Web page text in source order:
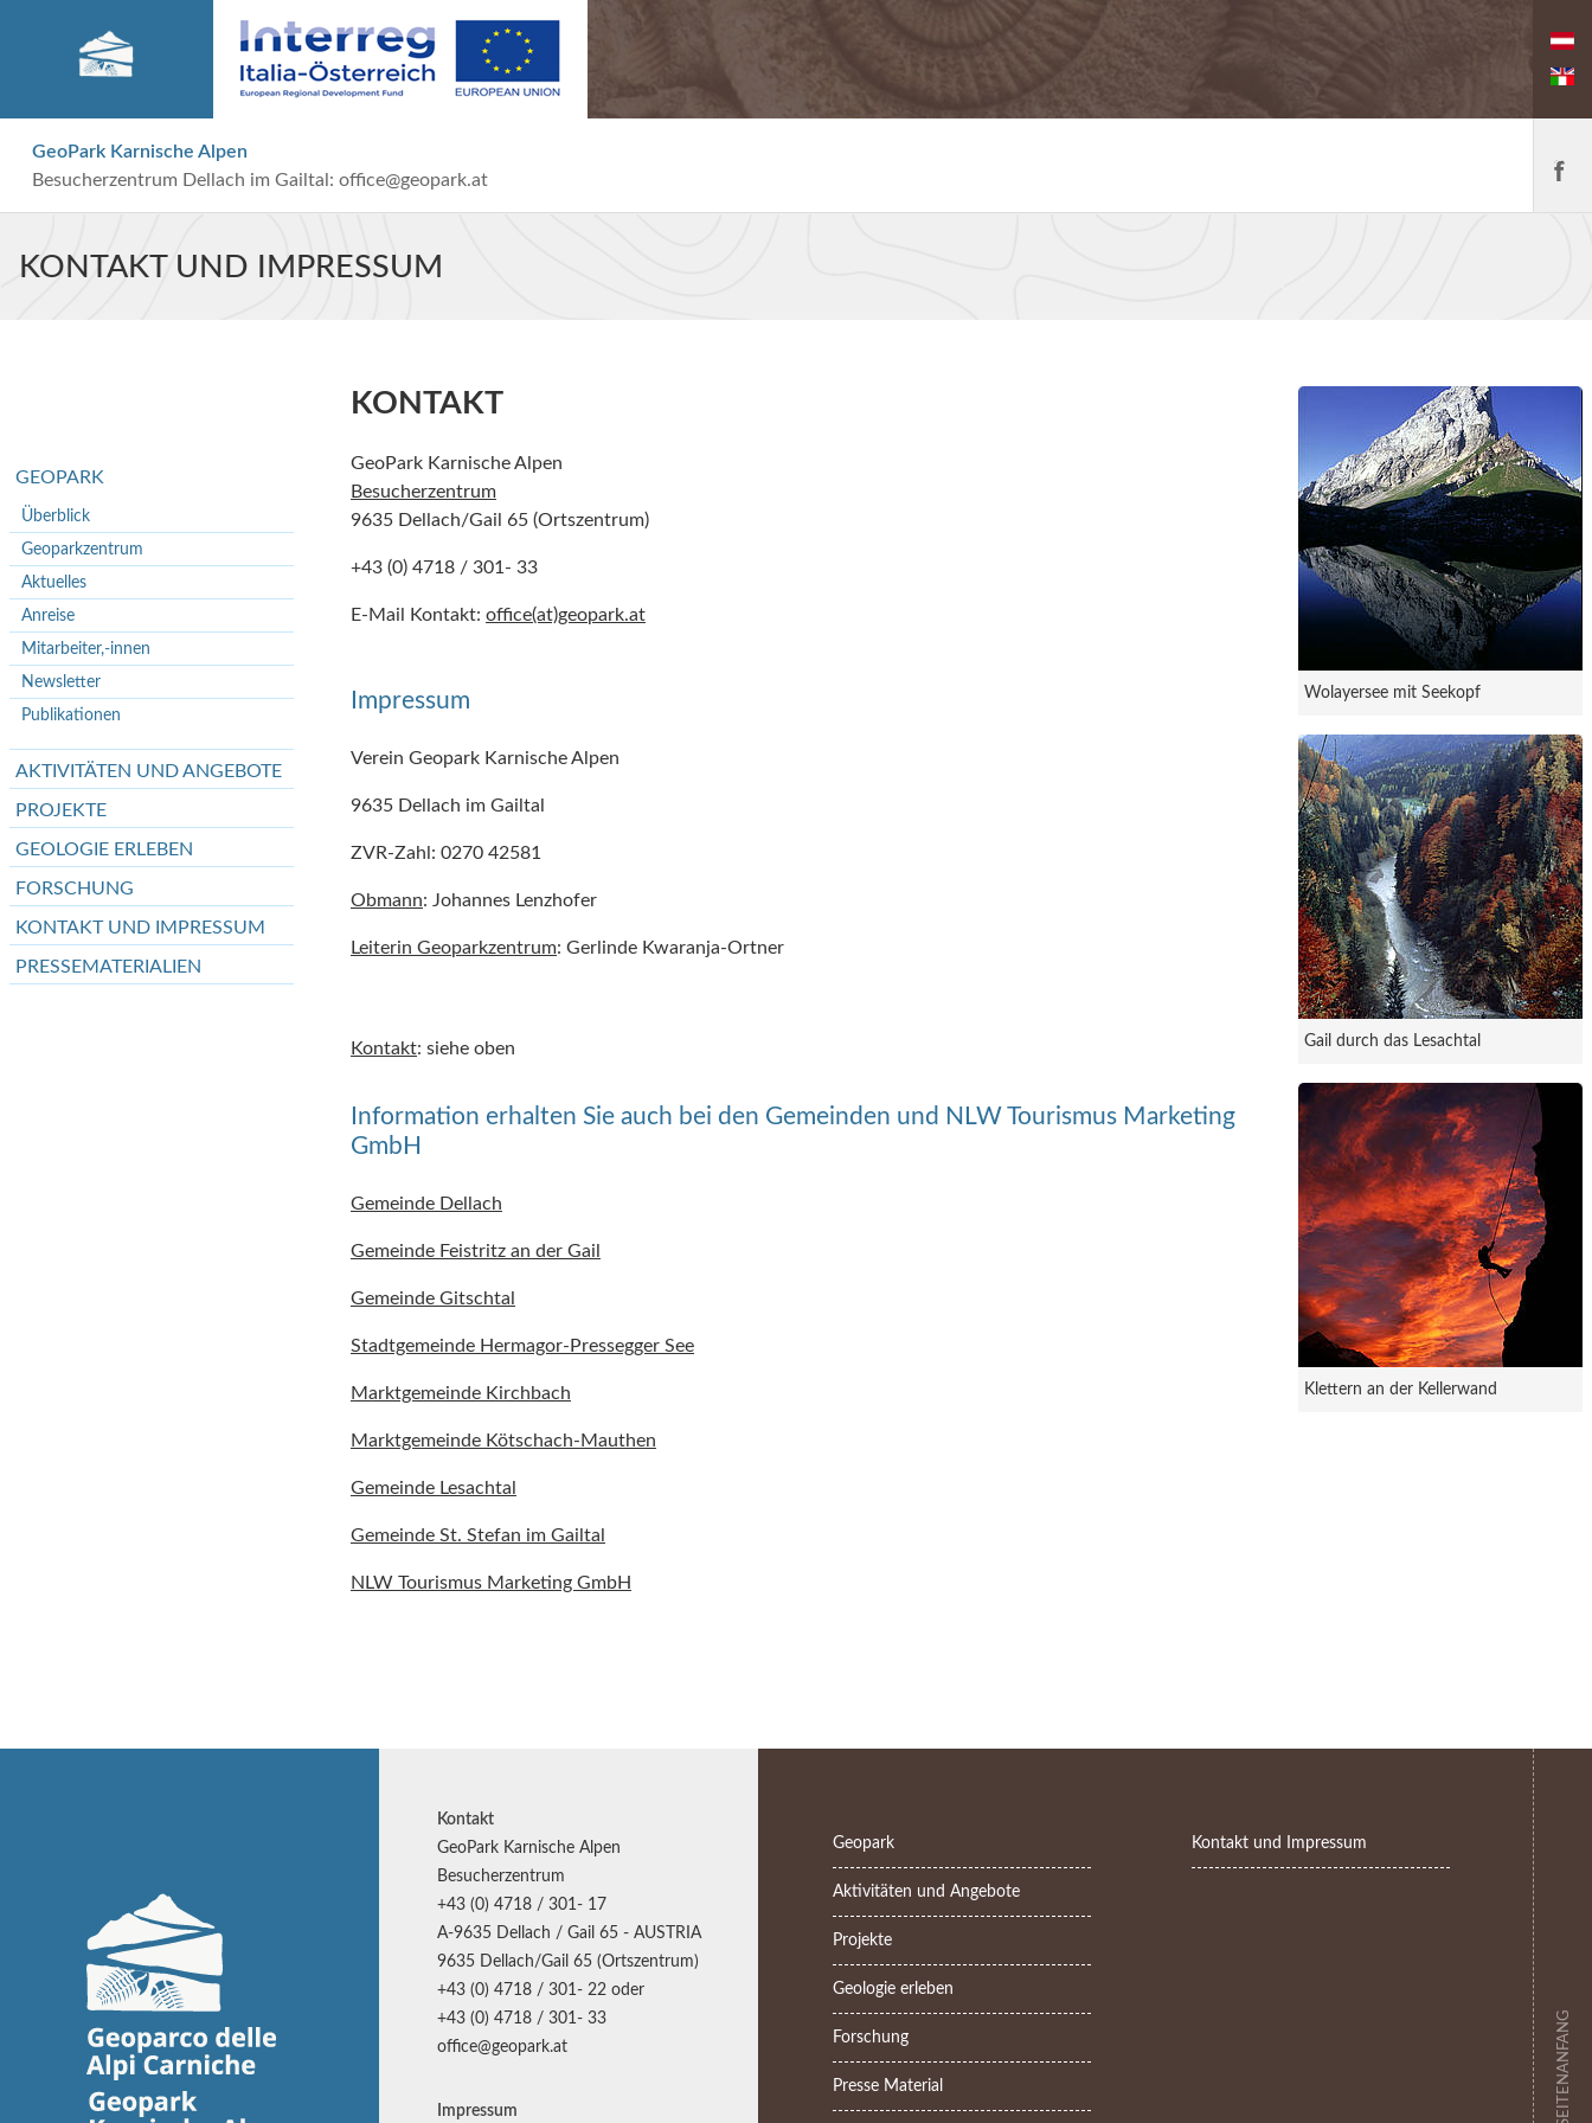
GeoPark Karnische Alpen
Besucherzentrum Dellach im Gailtal: office@geopark.at
KONTAKT UND IMPRESSUM
GEOPARK
Überblick
Geoparkzentrum
Aktuelles
Anreise
Mitarbeiter,-innen
Newsletter
Publikationen
AKTIVITÄTEN UND ANGEBOTE
PROJEKTE
GEOLOGIE ERLEBEN
FORSCHUNG
KONTAKT UND IMPRESSUM
PRESSEMATERIALIEN
KONTAKT
GeoPark Karnische Alpen
Besucherzentrum
9635 Dellach/Gail 65 (Ortszentrum)
+43 (0) 4718 / 301- 33
E-Mail Kontakt: office(at)geopark.at
Impressum
Verein Geopark Karnische Alpen
9635 Dellach im Gailtal
ZVR-Zahl: 0270 42581
Obmann: Johannes Lenzhofer
Leiterin Geoparkzentrum: Gerlinde Kwaranja-Ortner
Kontakt: siehe oben
Information erhalten Sie auch bei den Gemeinden und NLW Tourismus Marketing
GmbH
Gemeinde Dellach
Gemeinde Feistritz an der Gail
Gemeinde Gitschtal
Stadtgemeinde Hermagor-Pressegger See
Marktgemeinde Kirchbach
Marktgemeinde Kötschach-Mauthen
Gemeinde Lesachtal
Gemeinde St. Stefan im Gailtal
NLW Tourismus Marketing GmbH
Wolayersee mit Seekopf
Gail durch das Lesachtal
Klettern an der Kellerwand
Kontakt
GeoPark Karnische Alpen
Besucherzentrum
+43 (0) 4718 / 301- 17
A-9635 Dellach / Gail 65 - AUSTRIA
9635 Dellach/Gail 65 (Ortszentrum)
+43 (0) 4718 / 301- 22 oder
+43 (0) 4718 / 301- 33
office@geopark.at
Impressum
Geopark
Aktivitäten und Angebote
Projekte
Geologie erleben
Forschung
Presse Material
Kontakt und Impressum
ZUM SEITENANFANG